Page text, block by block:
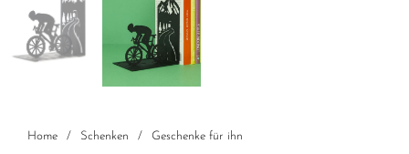
Home / Schenken / Geschenke für ihn